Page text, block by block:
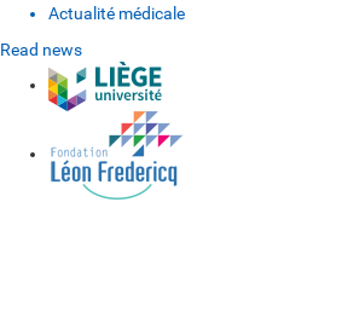
Actualité médicale
Read news